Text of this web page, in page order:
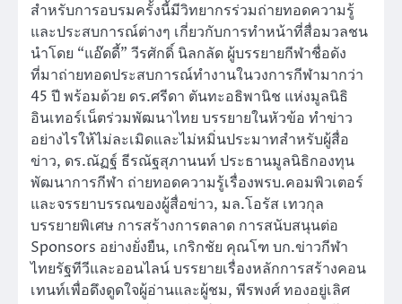
สำหรับการอบรมครั้งนี้มีวิทยากรร่วมถ่ายทอดความรู้
และประสบการณ์ต่างๆ เกี่ยวกับการทำหน้าที่สื่อมวลชน
นำโดย “แอ๊ดดี้” วีรศักดิ์ นิลกลัด ผู้บรรยายกีฬาชื่อดัง
ที่มาถ่ายทอดประสบการณ์ทำงานในวงการกีฬามากว่า
45 ปี พร้อมด้วย ดร.ศรีดา ตันทะอธิพานิช แห่งมูลนิธิ
อินเทอร์เน็ตร่วมพัฒนาไทย บรรยายในหัวข้อ ทำข่าว
อย่างไรให้ไม่ละเมิดและไม่หมิ่นประมาทสำหรับผู้สื่อ
ข่าว, ดร.ณัฏฐ์ ธีรณัฐสุภานนท์ ประธานมูลนิธิกองทุน
พัฒนาการกีฬา ถ่ายทอดความรู้เรื่องพรบ.คอมพิวเตอร์
และจรรยาบรรณของผู้สื่อข่าว, มล.โอรัส เทวกุล
บรรยายพิเศษ การสร้างการตลาด การสนับสนุนต่อ
Sponsors อย่างยั่งยืน, เกริกชัย คุณโฑ บก.ข่าวกีฬา
ไทยรัฐทีวีและออนไลน์ บรรยายเรื่องหลักการสร้างคอน
เทนท์เพื่อดึงดูดใจผู้อ่านและผู้ชม, พีรพงศ์ ทองอยู่เลิศ